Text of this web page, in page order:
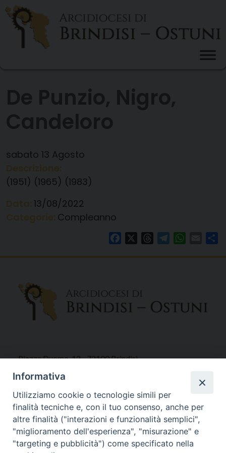
Skip
content
sabato 13 Agosto
(1951) (1965) (1983)
13/08/2022
Compleanno
FacebookThreadsTelegram Email
Piazza Duomo, 12 - 72100 Brindisi
Tel 0831.521958
Fax 0831.528315
Orari Curia
Mar. / Mer. / Giov. ore 9 - 13
Informativa
Utilizziamo cookie o tecnologie simili per
finalità tecniche e, con il tuo consenso, anche per
altre finalità ("interazioni e funzionalità semplici",
"miglioramento dell'esperienza", "misurazione" e
"targeting e pubblicità") come specificato nella